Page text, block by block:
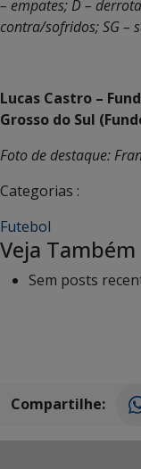
– empates; D –
contra/sofridos; SG –
Lucas Castro –
Grosso do Sul
Foto de destaque:
Categorias :
Futebol
Veja Também
Sem posts
Compartilhe: